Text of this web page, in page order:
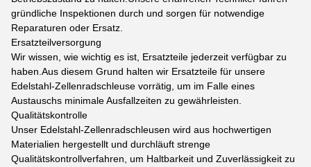
gründliche Inspektionen durch und sorgen für notwendige
Reparaturen oder Ersatz.
Ersatzteilversorgung
Wir wissen, wie wichtig es ist, Ersatzteile jederzeit verfügbar zu
haben.Aus diesem Grund halten wir Ersatzteile für unsere
Edelstahl-Zellenradschleuse vorrätig, um im Falle eines
Austauschs minimale Ausfallzeiten zu gewährleisten.
Qualitätskontrolle
Unser Edelstahl-Zellenradschleusen wird aus hochwertigen
Materialien hergestellt und durchläuft strenge
Qualitätskontrollverfahren, um Haltbarkeit und Zuverlässigkeit zu